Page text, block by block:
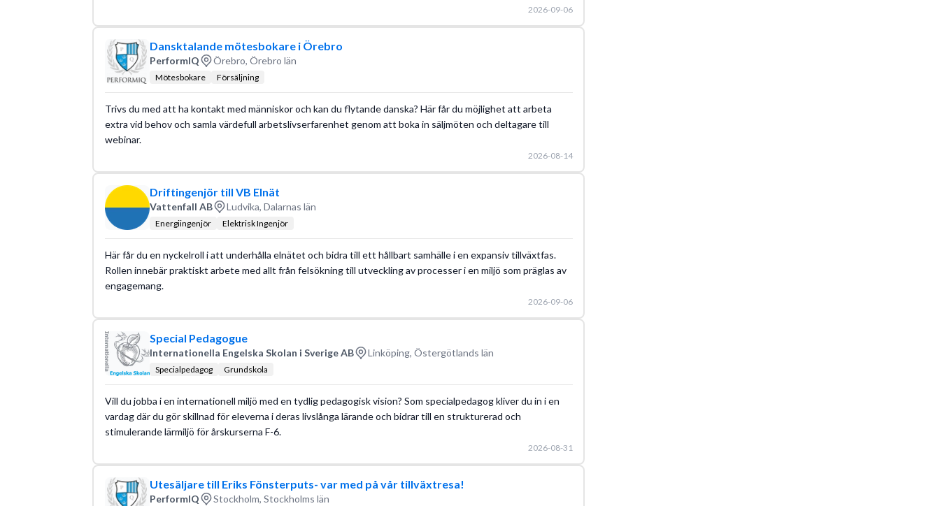
2026-09-06
Dansktalande mötesbokare i Örebro
PerformIQ Örebro, Örebro län
Mötesbokare Försäljning
Trivs du med att ha kontakt med människor och kan du flytande danska? Här får du möjlighet att arbeta
extra vid behov och samla värdefull arbetslivserfarenhet genom att boka in säljmöten och deltagare till
webinar.
2026-08-14
Driftingenjör till VB Elnät
Vattenfall AB Ludvika, Dalarnas län
Energiingenjör Elektrisk Ingenjör
Här får du en nyckelroll i att underhålla elnätet och bidra till ett hållbart samhälle i en expansiv tillväxtfas.
Rollen innebär praktiskt arbete med allt från felsökning till utveckling av processer i en miljö som präglas av
engagemang.
2026-09-06
Special Pedagogue
Internationella Engelska Skolan i Sverige AB Linköping, Östergötlands län
Specialpedagog Grundskola
Vill du jobba i en internationell miljö med en tydlig pedagogisk vision? Som specialpedagog kliver du in i en
vardag där du gör skillnad för eleverna i deras livslånga lärande och bidrar till en strukturerad och
stimulerande lärmiljö för årskurserna F-6.
2026-08-31
Utesäljare till Eriks Fönsterputs- var med på vår tillväxtresa!
PerformIQ Stockholm, Stockholms län